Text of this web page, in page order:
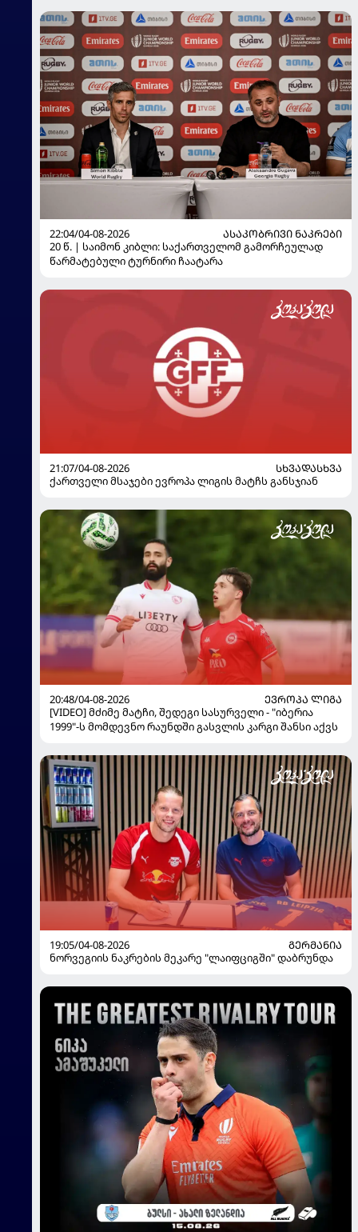
22:04/04-08-2026
ᲐᲡᲐᲙᲝᲑᲠᲘᲕᲘ ᲜᲐᲙᲠᲔᲑᲘ
20 წ. | საიმონ კიბლი: საქართველომ გამორჩეულად
წარმატებული ტურნირი ჩაატარა
21:07/04-08-2026
ᲡᲮᲕᲐᲓᲐᲡᲮᲕᲐ
ქართველი მსაჯები ევროპა ლიგის მატჩს განსჯიან
20:48/04-08-2026
ᲔᲕᲠᲝᲞᲐ ᲚᲘᲒᲐ
[VIDEO] მძიმე მატჩი, შედეგი სასურველი - "იბერია
1999"-ს მომდევნო რაუნდში გასვლის კარგი შანსი აქვს
19:05/04-08-2026
ᲒᲔᲠᲛᲐᲜᲘᲐ
ნორვეგიის ნაკრების მეკარე "ლაიფციგში" დაბრუნდა